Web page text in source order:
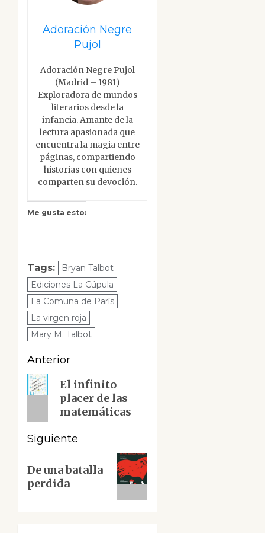
Adoración Negre
Pujol
Adoración Negre Pujol
(Madrid – 1981)
Exploradora de mundos
literarios desde la
infancia. Amante de la
lectura apasionada que
encuentra la magia entre
páginas, compartiendo
historias con quienes
comparten su devoción.
Me gusta esto:
Tags:
Bryan Talbot
Ediciones La Cúpula
La Comuna de París
La virgen roja
Mary M. Talbot
Navegación
de
entradas
Anterior
Entrada
anterior:
El infinito
placer de las
matemáticas
Siguiente
entrada:
De una batalla
perdida